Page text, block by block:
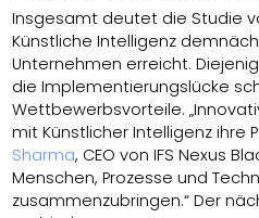
Insgesamt deutet die Studie
Künstliche Intelligenz
Unternehmen erreicht.
die Implementierungslücke
Wettbewerbsvorteile.
mit Künstlicher Intelligenz ihre
Sharma, CEO von IFS Nexus
Menschen, Prozesse und
zusammenzubringen.“ Der